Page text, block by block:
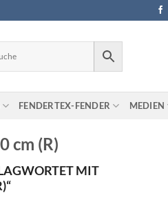
FENDERTEX-FENDER MEDIEN
cm (R)
MIT